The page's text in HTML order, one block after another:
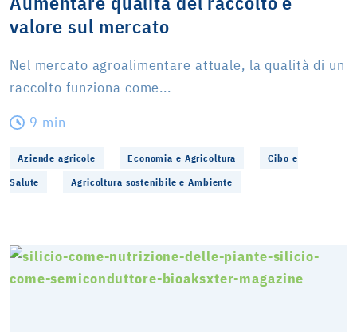
valore sul mercato
Nel mercato agroalimentare attuale, la qualità di un
raccolto funziona come...
9 min
Aziende agricole Economia e Agricoltura
Cibo e
Salute
Agricoltura sostenibile e Ambiente